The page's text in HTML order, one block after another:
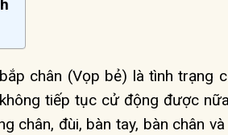
chân (Vọp bẻ) là tình
tiếp tục cử động được
chân, đùi, bàn tay, bàn chân